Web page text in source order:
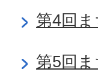
第4回
第5回